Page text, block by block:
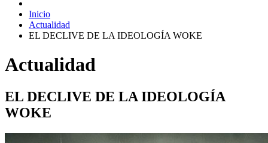
Inicio
Actualidad
EL DECLIVE DE LA IDEOLOGÍA WOKE
Actualidad
EL DECLIVE DE LA IDEOLOGÍA
WOKE